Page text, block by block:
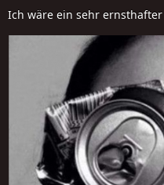
Ich wäre ein sehr ernsthafter